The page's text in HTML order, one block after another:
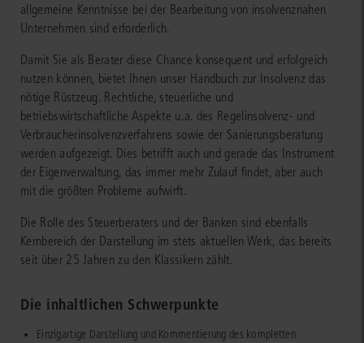
allgemeine Kenntnisse bei der Bearbeitung von insolvenznahen
Unternehmen sind erforderlich.
Damit Sie als Berater diese Chance konsequent und erfolgreich
nutzen können, bietet Ihnen unser Handbuch zur Insolvenz das
nötige Rüstzeug. Rechtliche, steuerliche und
betriebswirtschaftliche Aspekte u.a. des Regelinsolvenz- und
Verbraucherinsolvenzverfahrens sowie der Sanierungsberatung
werden aufgezeigt. Dies betrifft auch und gerade das Instrument
der Eigenverwaltung, das immer mehr Zulauf findet, aber auch
mit die größten Probleme aufwirft.
Die Rolle des Steuerberaters und der Banken sind ebenfalls
Kernbereich der Darstellung im stets aktuellen Werk, das bereits
seit über 25 Jahren zu den Klassikern zählt.
Die inhaltlichen Schwerpunkte
Einzigartige Darstellung und Kommentierung des kompletten